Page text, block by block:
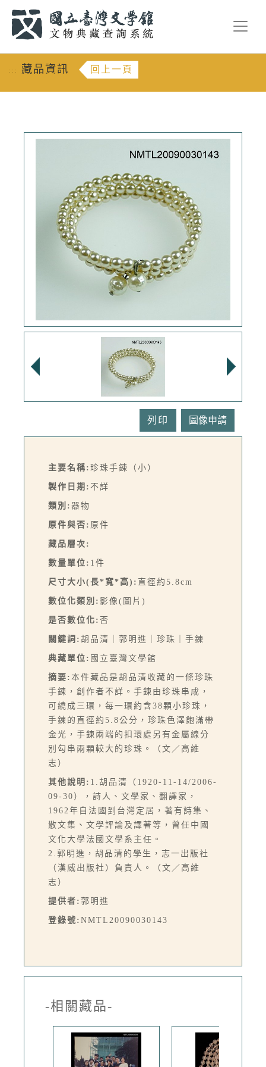
::: 藏品資訊 回上一頁
列印
主要名稱: 珍珠手鍊（小）
製作日期: 不詳
類別: 器物
原件與否: 原件
藏品層次:
數量單位: 1件
尺寸大小(長*寬*高): 直徑約5.8cm
數位化類別: 影像(圖片)
是否數位化: 否
關鍵詞: 胡品清｜郭明進｜珍珠｜手鍊
典藏單位: 國立臺灣文學館
摘要: 本件藏品是胡品清收藏的一條珍珠
手鍊，創作者不詳。手鍊由珍珠串成，
可繞成三環，每一環約含38顆小珍珠，
手鍊的直徑約5.8公分，珍珠色澤飽滿帶
金光，手鍊兩端的扣環處另有金屬線分
別勾串兩顆較大的珍珠。（文／高維
志）
其他說明: 1.胡品清（1920-11-14/2006-
09-30），詩人、文學家、翻譯家，
1962年自法國到台灣定居，著有詩集、
散文集、文學評論及譯著等，曾任中國
文化大學法國文學系主任。
2.郭明進，胡品清的學生，志一出版社
（漢威出版社）負責人。（文／高維
志）
提供者: 郭明進
登錄號: NMTL20090030143
-相關藏品-